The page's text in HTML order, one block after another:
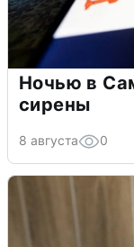
Ночью в
сирены
8 августа 0